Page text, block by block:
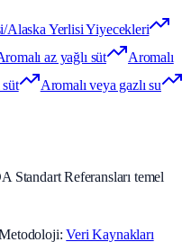
Alaska Yerlisi Yiyecekleri
az yağlı süt
Aromalı
süt
Aromalı veya gazlı su
Referansları temel
Metodoloji:Veri Kaynakları